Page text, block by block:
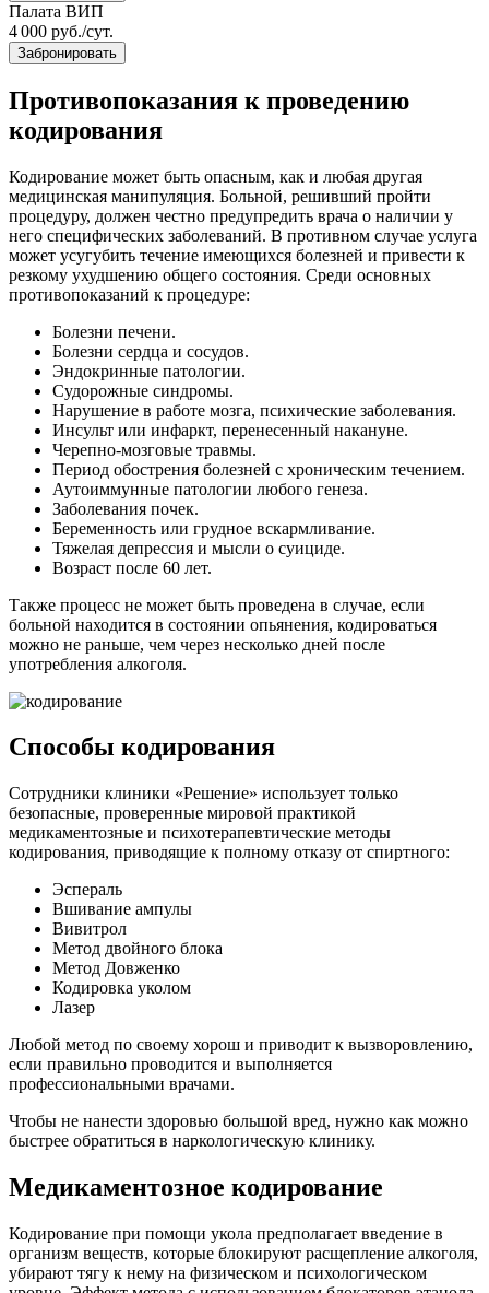
Палата ВИП
4 000 руб./сут.
Забронировать
Противопоказания к проведению
кодирования
Кодирование может быть опасным, как и любая другая
медицинская манипуляция. Больной, решивший пройти
процедуру, должен честно предупредить врача о наличии у
него специфических заболеваний. В противном случае услуга
может усугубить течение имеющихся болезней и привести к
резкому ухудшению общего состояния. Среди основных
противопоказаний к процедуре:
Болезни печени.
Болезни сердца и сосудов.
Эндокринные патологии.
Судорожные синдромы.
Нарушение в работе мозга, психические заболевания.
Инсульт или инфаркт, перенесенный накануне.
Черепно-мозговые травмы.
Период обострения болезней с хроническим течением.
Аутоиммунные патологии любого генеза.
Заболевания почек.
Беременность или грудное вскармливание.
Тяжелая депрессия и мысли о суициде.
Возраст после 60 лет.
Также процесс не может быть проведена в случае, если
больной находится в состоянии опьянения, кодироваться
можно не раньше, чем через несколько дней после
употребления алкоголя.
Способы кодирования
Сотрудники клиники «Решение» использует только
безопасные, проверенные мировой практикой
медикаментозные и психотерапевтические методы
кодирования, приводящие к полному отказу от спиртного:
Эспераль
Вшивание ампулы
Вивитрол
Метод двойного блока
Метод Довженко
Кодировка уколом
Лазер
Любой метод по своему хорош и приводит к вызворовлению,
если правильно проводится и выполняется
профессиональными врачами.
Чтобы не нанести здоровью большой вред, нужно как можно
быстрее обратиться в наркологическую клинику.
Медикаментозное кодирование
Кодирование при помощи укола предполагает введение в
организм веществ, которые блокируют расщепление алкоголя,
убирают тягу к нему на физическом и психологическом